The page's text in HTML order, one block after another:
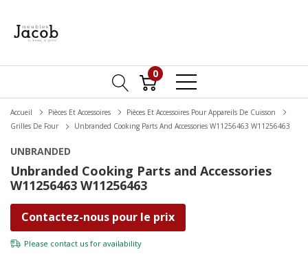
0
Accueil Pièces Et Accessoires
Pièces Et Accessoires Pour Appareils De Cuisson
Grilles De Four
Unbranded Cooking Parts And Accessories W11256463 W11256463
UNBRANDED
Unbranded Cooking Parts and Accessories
W11256463 W11256463
Contactez-nous pour le prix
Please contact us for availability